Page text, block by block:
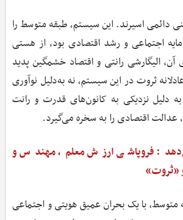
دائمی اسیرند. این سیستم، طبقه متوسط را
اجتماعی و رشد اقتصادی بود، از هستی
الیگارشی رانتی و اقتصاد خشمگین پدید
ثروت در این سیستم، نه به‌دلیل نوآوری
به دلیل نزدیکی به کانون‌های قدرت و رانت
اقتصادی را به سخره می‌گیرد.
فروپاشی ارزش معلم، مهندس و
«ثروت»
با یک بحران عمیق هویتی و اجتماعی